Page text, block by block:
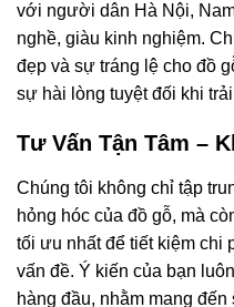
với người dân Hà Nội,
nghề, giàu kinh nghiệm.
đẹp và sự tráng lệ cho đồ
sự hài lòng tuyệt đối khi
Tư Vấn Tận Tâm –
Chúng tôi không chỉ tập
hỏng hóc của đồ gỗ, mà
tối ưu nhất để tiết kiệm chi
vấn đề. Ý kiến của bạn
hàng đầu, nhằm mang